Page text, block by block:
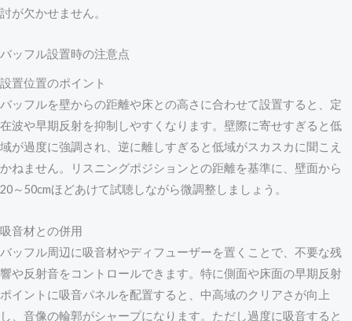
討が欠かせません。
バッフル設置時の注意点
設置位置のポイント
バッフルを壁からの距離や床との高さに合わせて設置すると、定
在波や早期反射を抑制しやすくなります。壁際に寄せすぎると低
域が過度に強調され、逆に離しすぎると低域がスカスカに聞こえ
かねません。リスニングポジションとの距離を基準に、壁面から
20～50cmほどあけて試聴しながら微調整しましょう。
吸音材との併用
バッフル周辺に吸音材やディフューザーを置くことで、不要な残
響や反射音をコントロールできます。特に側面や床面の早期反射
ポイントに吸音パネルを配置すると、中高域のクリアさが向上
し、音像の輪郭がシャープになります。ただし過度に吸音すると